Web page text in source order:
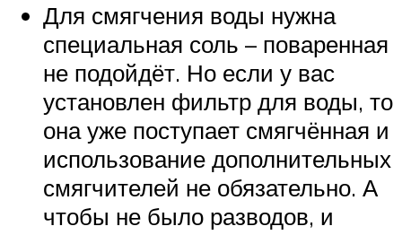
Для смягчения воды нужна
специальная соль – поваренная
не подойдёт. Но если у вас
установлен фильтр для воды, то
она уже поступает смягчённая и
использование дополнительных
смягчителей не обязательно. А
чтобы не было разводов, и